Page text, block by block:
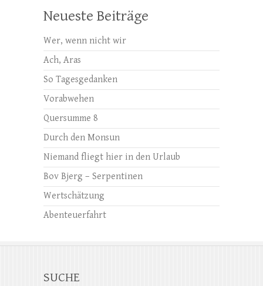
Neueste Beiträge
Wer, wenn nicht wir
Ach, Aras
So Tagesgedanken
Vorabwehen
Quersumme 8
Durch den Monsun
Niemand fliegt hier in den Urlaub
Bov Bjerg – Serpentinen
Wertschätzung
Abenteuerfahrt
SUCHE